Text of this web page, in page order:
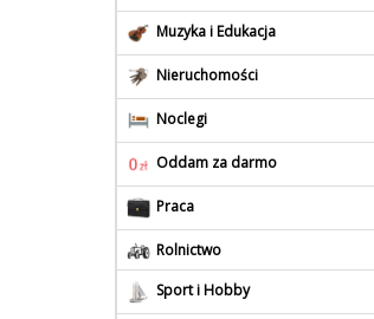
Muzyka i Edukacja
Nieruchomości
Noclegi
Oddam za darmo
Praca
Rolnictwo
Sport i Hobby